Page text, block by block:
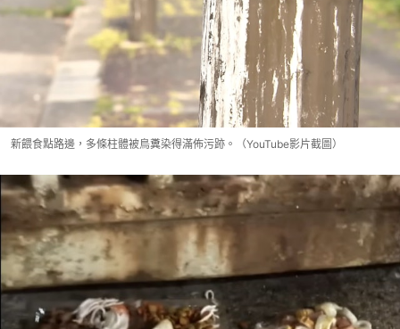
新餵食點路邊，多條柱體被鳥糞染得滿佈污跡。（YouTube影片截圖）